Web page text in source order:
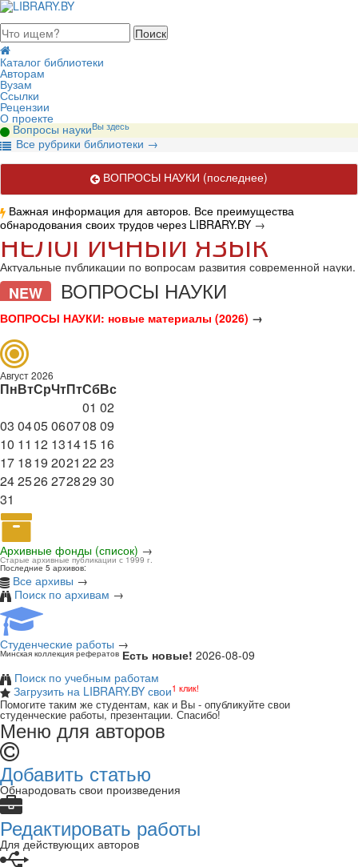
2026, воскресенье
Каталог библиотеки
Авторам
Вузам
Ссылки
Рецензии
О проекте
Вопросы наукиВы здесь
Все рубрики библиотеки →
ВОПРОСЫ НАУКИ (последнее)
Важная информация для авторов. Все преимущества
обнародования своих трудов через LIBRARY.BY →
НЕЛОГИЧНЫЙ ЯЗЫК
Актуальные публикации по вопросам развития современной науки.
NEW ВОПРОСЫ НАУКИ
ВОПРОСЫ НАУКИ: новые материалы (2026) →
Август 2026
ПнВтСрЧтПтСбВс
01 02
03 0405060708 09
10 11 12 131415 16
17 1819 2021 2223
242526272829 30
31
Архивные фонды (список) →
Старые архивные публикации с 1999 г.
Последние 5 архивов:
Все архивы →
Поиск по архивам →
Студенческие работы →
Минская коллекция рефератов Есть новые! 2026-08-09
Поиск по учебным работам
Загрузить на LIBRARY.BY свои1 клик!
Помогите таким же студентам, как и Вы - опубликуйте свои
студенческие работы, презентации. Спасибо!
Меню для авторов
Добавить статью
Обнародовать свои произведения
Редактировать работы
Для действующих авторов